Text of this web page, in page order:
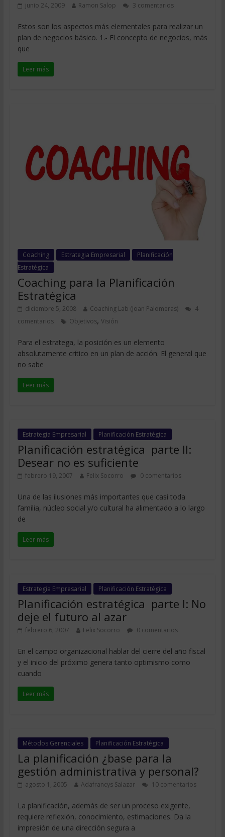
junio 24, 2009 Ramon Salop 3 comentarios
Estos son los aspectos más elementales para realizar un
plan de negocios básico. 1.- El concepto de negocios, más
que
Leer más
Coaching Estrategia Empresarial
Planificación
Estratégica
Coaching para la Planificación
Estratégica
diciembre 5, 2008 Coaching Lab (Joan Palomeras)
4
comentarios
Objetivos, Visión
Para el estratega, la posición es un elemento
absolutamente crítico en un plan de acción. El general que
no sabe
Leer más
Estrategia Empresarial Planificación Estratégica
Planificación estratégica  parte II:
Desear no es suficiente
febrero 19, 2007 Felix Socorro 0 comentarios
Una de las ilusiones más importantes que casi toda
familia, núcleo social y/o cultural ha alimentado a lo largo
de
Leer más
Estrategia Empresarial Planificación Estratégica
Planificación estratégica  parte I: No
deje el futuro al azar
febrero 6, 2007 Felix Socorro 0 comentarios
En el campo organizacional hablar del cierre del año fiscal
y el inicio del próximo genera tanto optimismo como
cuando
Leer más
Métodos Gerenciales Planificación Estratégica
La planificación ¿base para la
gestión administrativa y personal?
agosto 1, 2005 Adafrancys Salazar 10 comentarios
La planificación, además de ser un proceso exigente,
requiere reflexión, conocimiento, estimaciones. Da la
impresión de una dirección segura a